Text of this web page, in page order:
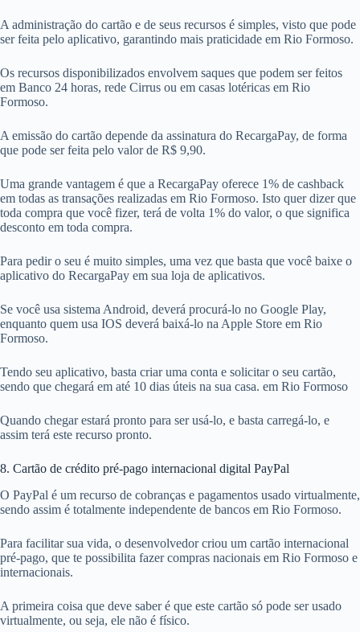
A administração do cartão e de seus recursos é simples, visto que pode
ser feita pelo aplicativo, garantindo mais praticidade em Rio Formoso.
Os recursos disponibilizados envolvem saques que podem ser feitos
em Banco 24 horas, rede Cirrus ou em casas lotéricas em Rio
Formoso.
A emissão do cartão depende da assinatura do RecargaPay, de forma
que pode ser feita pelo valor de R$ 9,90.
Uma grande vantagem é que a RecargaPay oferece 1% de cashback
em todas as transações realizadas em Rio Formoso. Isto quer dizer que
toda compra que você fizer, terá de volta 1% do valor, o que significa
desconto em toda compra.
Para pedir o seu é muito simples, uma vez que basta que você baixe o
aplicativo do RecargaPay em sua loja de aplicativos.
Se você usa sistema Android, deverá procurá-lo no Google Play,
enquanto quem usa IOS deverá baixá-lo na Apple Store em Rio
Formoso.
Tendo seu aplicativo, basta criar uma conta e solicitar o seu cartão,
sendo que chegará em até 10 dias úteis na sua casa. em Rio Formoso
Quando chegar estará pronto para ser usá-lo, e basta carregá-lo, e
assim terá este recurso pronto.
8. Cartão de crédito pré-pago internacional digital PayPal
O PayPal é um recurso de cobranças e pagamentos usado virtualmente,
sendo assim é totalmente independente de bancos em Rio Formoso.
Para facilitar sua vida, o desenvolvedor criou um cartão internacional
pré-pago, que te possibilita fazer compras nacionais em Rio Formoso e
internacionais.
A primeira coisa que deve saber é que este cartão só pode ser usado
virtualmente, ou seja, ele não é físico.